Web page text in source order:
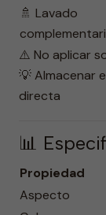
🚿 Lavado
⚠️ No aplicar
💡 Almacenar
directa
📊
Propiedad
Aspecto